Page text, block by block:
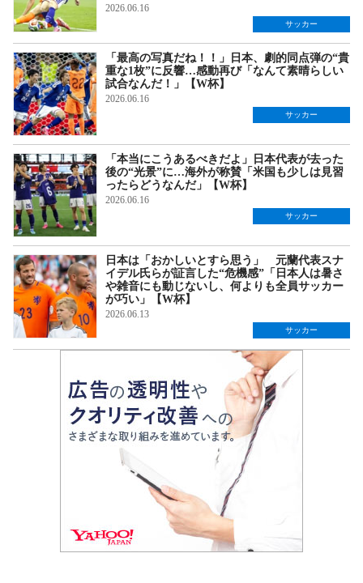
2026.06.16
サッカー
「最高の写真だね！！」日本、劇的同点弾の“貴
重な1枚”に反響…感動再び「なんて素晴らしい
試合なんだ！」【W杯】
2026.06.16
サッカー
「本当にこうあるべきだよ」日本代表が去った
後の“光景”に…海外が称賛「米国も少しは見習
ったらどうなんだ」【W杯】
2026.06.16
サッカー
日本は「おかしいとすら思う」 元蘭代表スナ
イデル氏らが証言した“危機感”「日本人は暑さ
や雑音にも動じないし、何よりも全員サッカー
が巧い」【W杯】
2026.06.13
サッカー